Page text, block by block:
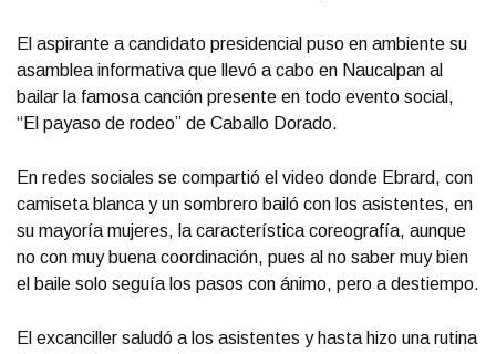
El aspirante a candidato presidencial puso en ambiente su
asamblea informativa que llevó a cabo en Naucalpan al
bailar la famosa canción presente en todo evento social,
“El payaso de rodeo” de Caballo Dorado.
En redes sociales se compartió el video donde Ebrard, con
camiseta blanca y un sombrero bailó con los asistentes, en
su mayoría mujeres, la característica coreografía, aunque
no con muy buena coordinación, pues al no saber muy bien
el baile solo seguía los pasos con ánimo, pero a destiempo.
El excanciller saludó a los asistentes y hasta hizo una rutina